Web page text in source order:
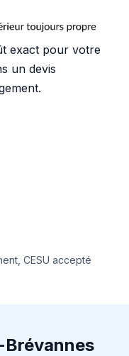
exact pour votre
un devis
CESU accepté